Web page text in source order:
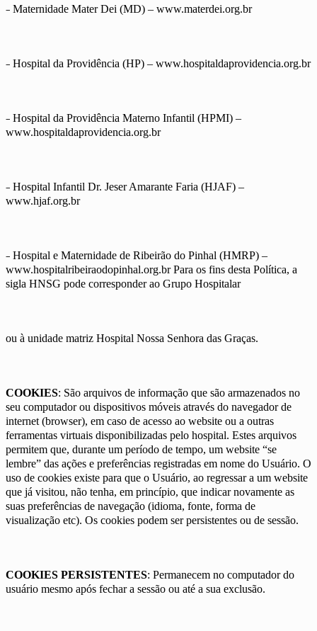
– Maternidade Mater Dei (MD) – www.materdei.org.br
– Hospital da Providência (HP) – www.hospitaldaprovidencia.org.br
– Hospital da Providência Materno Infantil (HPMI) –
www.hospitaldaprovidencia.org.br
– Hospital Infantil Dr. Jeser Amarante Faria (HJAF) –
www.hjaf.org.br
– Hospital e Maternidade de Ribeirão do Pinhal (HMRP) –
www.hospitalribeiraodopinhal.org.br Para os fins desta Política, a
sigla HNSG pode corresponder ao Grupo Hospitalar
ou à unidade matriz Hospital Nossa Senhora das Graças.
COOKIES: São arquivos de informação que são armazenados no
seu computador ou dispositivos móveis através do navegador de
internet (browser), em caso de acesso ao website ou a outras
ferramentas virtuais disponibilizadas pelo hospital. Estes arquivos
permitem que, durante um período de tempo, um website “se
lembre” das ações e preferências registradas em nome do Usuário. O
uso de cookies existe para que o Usuário, ao regressar a um website
que já visitou, não tenha, em princípio, que indicar novamente as
suas preferências de navegação (idioma, fonte, forma de
visualização etc). Os cookies podem ser persistentes ou de sessão.
COOKIES PERSISTENTES: Permanecem no computador do
usuário mesmo após fechar a sessão ou até a sua exclusão.